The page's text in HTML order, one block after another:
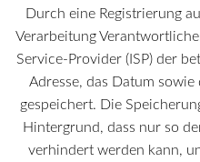
Durch eine Registrierung
Verarbeitung
Service-Provider (ISP) der
Adresse, das Datum
gespeichert. Die
Hintergrund, dass nur so
verhindert werden kann,